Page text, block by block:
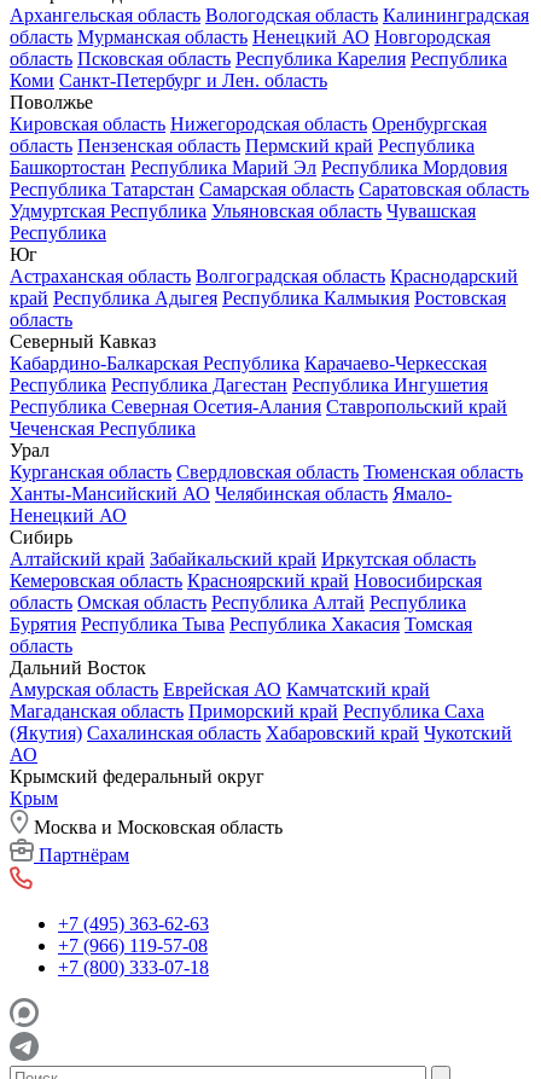
Архангельская область Вологодская область Калининградская
область Мурманская область Ненецкий АО Новгородская
область Псковская область Республика Карелия Республика
Коми Санкт-Петербург и Лен. область
Поволжье
Кировская область Нижегородская область Оренбургская
область Пензенская область Пермский край Республика
Башкортостан Республика Марий Эл Республика Мордовия
Республика Татарстан Самарская область Саратовская область
Удмуртская Республика Ульяновская область Чувашская
Республика
Юг
Астраханская область Волгоградская область Краснодарский
край Республика Адыгея Республика Калмыкия Ростовская
область
Северный Кавказ
Кабардино-Балкарская Республика Карачаево-Черкесская
Республика Республика Дагестан Республика Ингушетия
Республика Северная Осетия-Алания Ставропольский край
Чеченская Республика
Урал
Курганская область Свердловская область Тюменская область
Ханты-Мансийский АО Челябинская область Ямало-
Ненецкий АО
Сибирь
Алтайский край Забайкальский край Иркутская область
Кемеровская область Красноярский край Новосибирская
область Омская область Республика Алтай Республика
Бурятия Республика Тыва Республика Хакасия Томская
область
Дальний Восток
Амурская область Еврейская АО Камчатский край
Магаданская область Приморский край Республика Саха
(Якутия) Сахалинская область Хабаровский край Чукотский
АО
Крымский федеральный округ
Крым
Москва и Московская область
Партнёрам
+7 (495) 363-62-63
+7 (966) 119-57-08
+7 (800) 333-07-18